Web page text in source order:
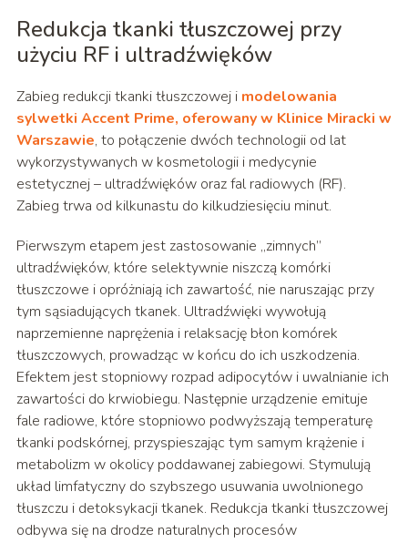
Redukcja tkanki tłuszczowej przy
użyciu RF i ultradźwięków
Zabieg redukcji tkanki tłuszczowej imodelowania
sylwetki Accent Prime, oferowany w Klinice Miracki w
Warszawie, to połączenie dwóch technologii od lat
wykorzystywanych w kosmetologii i medycynie
estetycznej – ultradźwięków oraz fal radiowych (RF).
Zabieg trwa od kilkunastu do kilkudziesięciu minut.
Pierwszym etapem jest zastosowanie „zimnych”
ultradźwięków, które selektywnie niszczą komórki
tłuszczowe i opróżniają ich zawartość, nie naruszając przy
tym sąsiadujących tkanek. Ultradźwięki wywołują
naprzemienne naprężenia i relaksację błon komórek
tłuszczowych, prowadząc w końcu do ich uszkodzenia.
Efektem jest stopniowy rozpad adipocytów i uwalnianie ich
zawartości do krwiobiegu. Następnie urządzenie emituje
fale radiowe, które stopniowo podwyższają temperaturę
tkanki podskórnej, przyspieszając tym samym krążenie i
metabolizm w okolicy poddawanej zabiegowi. Stymulują
układ limfatyczny do szybszego usuwania uwolnionego
tłuszczu i detoksykacji tkanek. Redukcja tkanki tłuszczowej
odbywa się na drodze naturalnych procesów